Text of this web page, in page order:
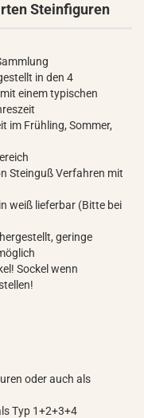
Steinfiguren
in den 4
einem typischen
im Frühling, Sommer,
Steinguß Verfahren mit
weiß lieferbar (Bitte bei
geringe
Sockel wenn
oder auch als
Typ 1+2+3+4